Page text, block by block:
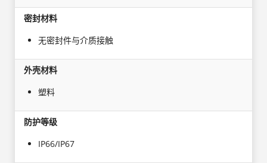
密封材料
无密封件与介质接触
外壳材料
塑料
防护等级
IP66/IP67